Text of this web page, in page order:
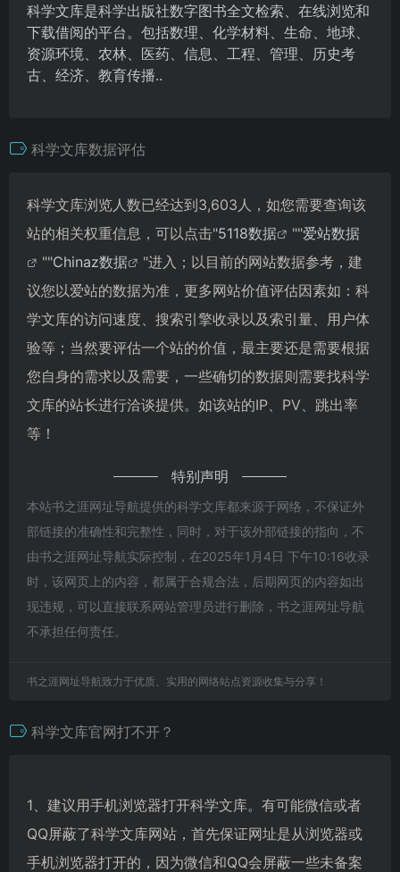
科学文库是科学出版社数字图书全文检索、在线浏览和
下载借阅的平台。包括数理、化学材料、生命、地球、
资源环境、农林、医药、信息、工程、管理、历史考
古、经济、教育传播..
科学文库数据评估
科学文库浏览人数已经达到3,603人，如您需要查询该
站的相关权重信息，可以点击"5118数据 ""爱站数据
""Chinaz数据
"进入；以目前的网站数据参考，建
议您以爱站的数据为准，更多网站价值评估因素如：科
学文库的访问速度、搜索引擎收录以及索引量、用户体
验等；当然要评估一个站的价值，最主要还是需要根据
您自身的需求以及需要，一些确切的数据则需要找科学
文库的站长进行洽谈提供。如该站的IP、PV、跳出率
等！
特别声明
本站书之涯网址导航提供的科学文库都来源于网络，不保证外
部链接的准确性和完整性，同时，对于该外部链接的指向，不
由书之涯网址导航实际控制，在2025年1月4日 下午10:16收录
时，该网页上的内容，都属于合规合法，后期网页的内容如出
现违规，可以直接联系网站管理员进行删除，书之涯网址导航
不承担任何责任。
书之涯网址导航致力于优质、实用的网络站点资源收集与分享！
科学文库官网打不开？
1、建议用手机浏览器打开科学文库。有可能微信或者
QQ屏蔽了科学文库网站，首先保证网址是从浏览器或
手机浏览器打开的，因为微信和QQ会屏蔽一些未备案